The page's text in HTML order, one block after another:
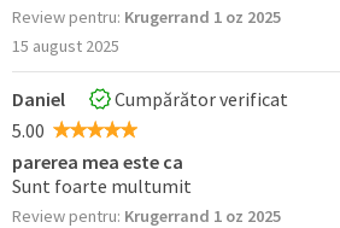
Review pentru: Krugerrand 1 oz 2025
15 august 2025
Daniel
Cumpărător verificat
5.00
parerea mea este ca
Sunt foarte multumit
Review pentru: Krugerrand 1 oz 2025